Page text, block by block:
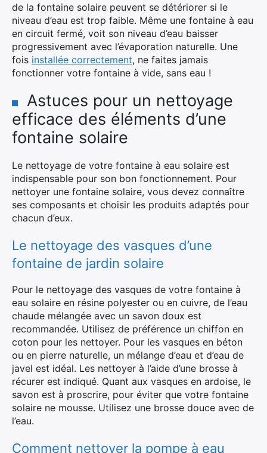
de la fontaine solaire peuvent se détériorer si le
niveau d’eau est trop faible. Même une fontaine à eau
en circuit fermé, voit son niveau d’eau baisser
progressivement avec l’évaporation naturelle. Une
fois installée correctement, ne faites jamais
fonctionner votre fontaine à vide, sans eau !
Astuces pour un nettoyage
efficace des éléments d’une
fontaine solaire
Le nettoyage de votre fontaine à eau solaire est
indispensable pour son bon fonctionnement. Pour
nettoyer une fontaine solaire, vous devez connaître
ses composants et choisir les produits adaptés pour
chacun d’eux.
Le nettoyage des vasques d’une
fontaine de jardin solaire
Pour le nettoyage des vasques de votre fontaine à
eau solaire en résine polyester ou en cuivre, de l’eau
chaude mélangée avec un savon doux est
recommandée. Utilisez de préférence un chiffon en
coton pour les nettoyer. Pour les vasques en béton
ou en pierre naturelle, un mélange d’eau et d’eau de
javel est idéal. Les nettoyer à l’aide d’une brosse à
récurer est indiqué. Quant aux vasques en ardoise, le
savon est à proscrire, pour éviter que votre fontaine
solaire ne mousse. Utilisez une brosse douce avec de
l’eau.
Comment nettoyer la pompe à eau
×
Rechercher
: